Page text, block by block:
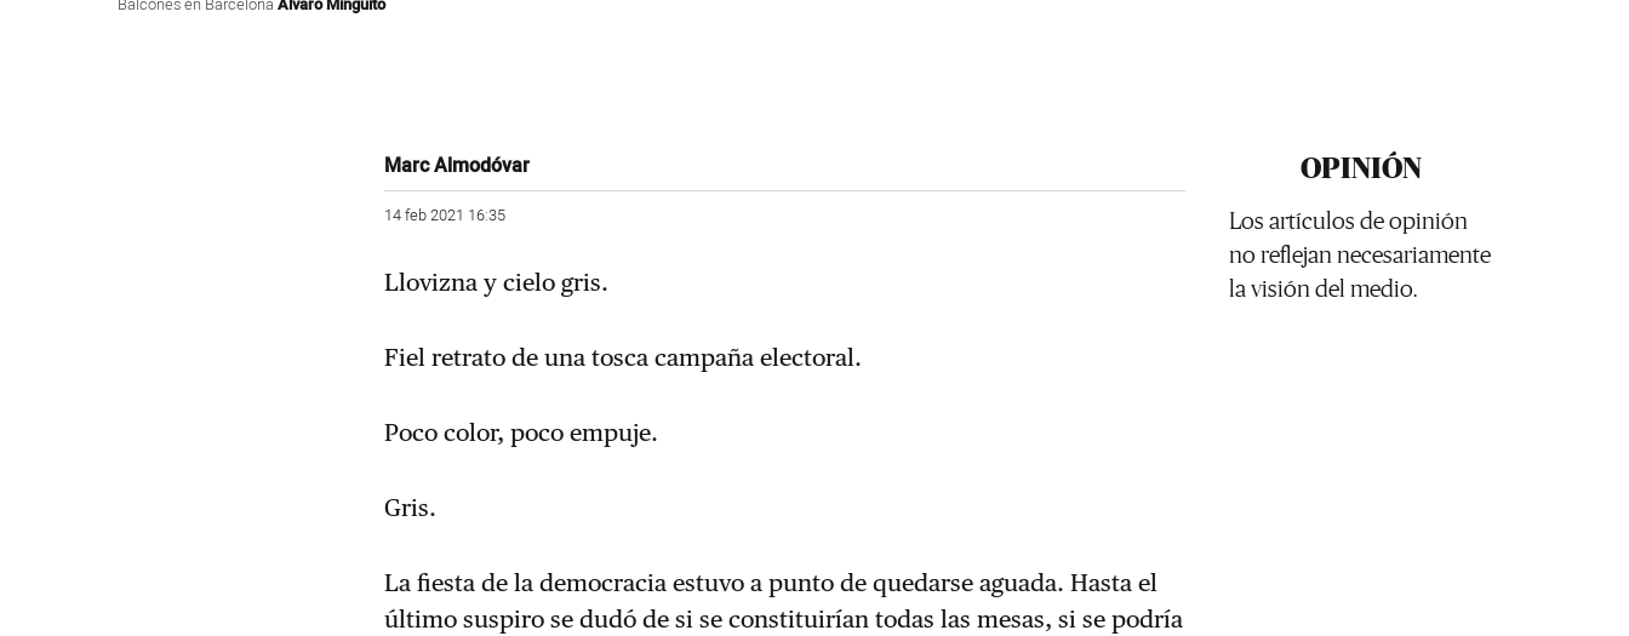
Balcones en Barcelona Álvaro Minguito
Marc Almodóvar
14 feb 2021 16:35
Llovizna y cielo gris.
Fiel retrato de una tosca campaña electoral.
Poco color, poco empuje.
Gris.
La fiesta de la democracia estuvo a punto de quedarse aguada. Hasta el
último suspiro se dudó de si se constituirían todas las mesas, si se podría
OPINIÓN
Los artículos de opinión
no reflejan necesariamente
la visión del medio.